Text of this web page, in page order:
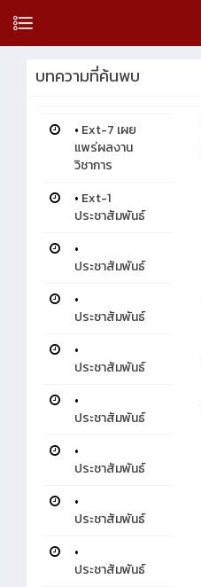
บทความที่ค้นพบ
• Ext-7 เผย
แพร่ผลงาน
วิชาการ
• Ext-1
ประชาสัมพันธ์
•
ประชาสัมพันธ์
•
ประชาสัมพันธ์
•
ประชาสัมพันธ์
•
ประชาสัมพันธ์
•
ประชาสัมพันธ์
•
ประชาสัมพันธ์
•
ประชาสัมพันธ์